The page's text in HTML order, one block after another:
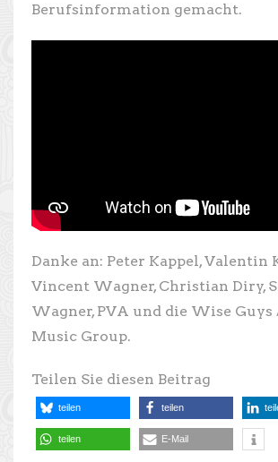
Berufsinformation gemacht.
Danke an: Peter Kappel, Valentin
Vincent Wagner, Christian Diry,
Wagner, PVA und die Wise
Music Group.
Teilen Sie diesen Beitrag
teilen teilen
teilen E-Mail